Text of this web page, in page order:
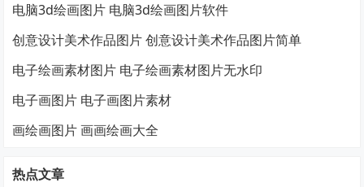
电脑3d绘画图片 电脑3d绘画图片软件
创意设计美术作品图片 创意设计美术作品图片简单
电子绘画素材图片 电子绘画素材图片无水印
电子画图片 电子画图片素材
画绘画图片 画画绘画大全
热点文章